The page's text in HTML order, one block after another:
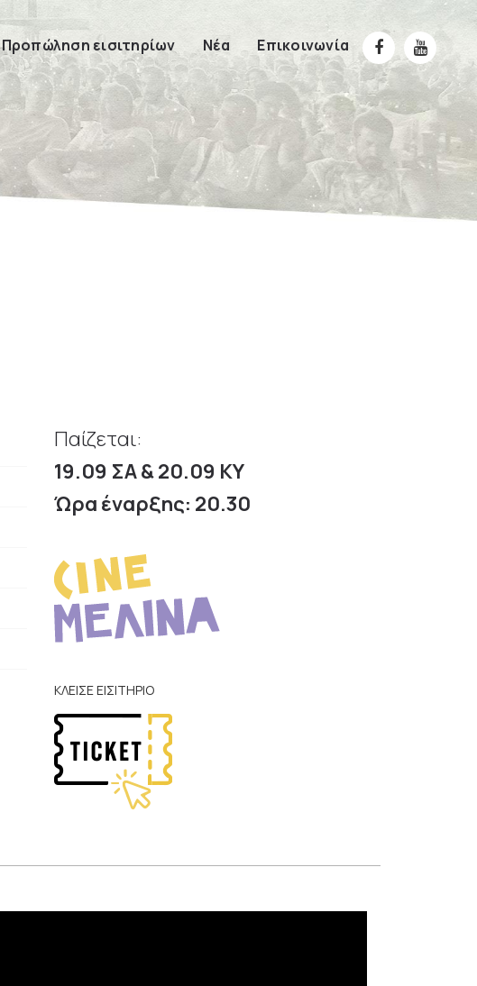
Προπώληση εισιτηρίων Νέα Επικοινωνία
Παίζεται:
19.09 ΣΑ & 20.09 ΚΥ
Ώρα έναρξης: 20.30
ΚΛΕΙΣΕ ΕΙΣΙΤΗΡΙΟ